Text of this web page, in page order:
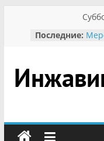
содержимому
Последние:
сельский
портал